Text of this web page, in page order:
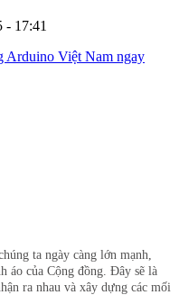
- 17:41
Arduino Việt Nam ngay
ta ngày càng lớn mạnh,
áo của Cộng đồng. Đây sẽ là
ra nhau và xây dựng các mối